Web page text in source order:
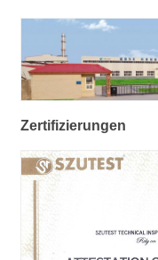
Zertifizierungen